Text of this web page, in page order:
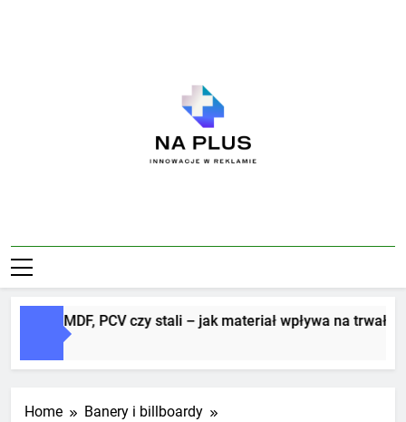
Na Plus
z MDF, PCV czy stali – jak materiał wpływa na trwałość
Home
Banery i billboardy